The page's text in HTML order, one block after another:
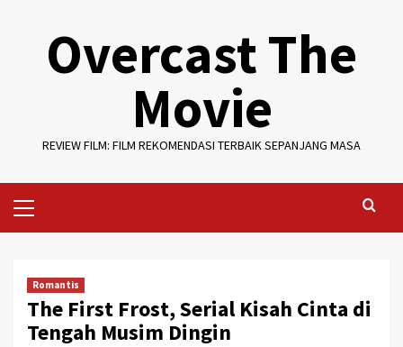
Overcast The
Movie
REVIEW FILM: FILM REKOMENDASI TERBAIK SEPANJANG MASA
Menu
Romantis
The First Frost, Serial Kisah Cinta di
Tengah Musim Dingin